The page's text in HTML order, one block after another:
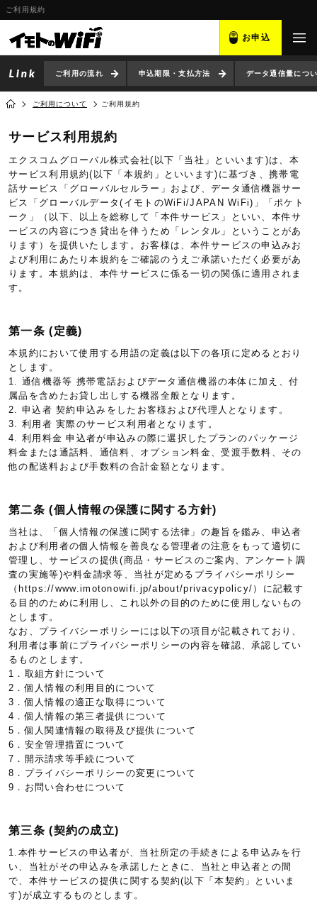
ご利用規約
お申込
ご利用の流れ 申込期限・支払方法 データ通信量につ
ご利用について ご利用規約
サービス利用規約
エクスコムグローバル株式会社(以下「当社」といいます)は、本
サービス利用規約(以下「本規約」といいます)に基づき、携帯電
話サービス「グローバルセルラー」および、データ通信機器サー
ビス「グローバルデータ(イモトのWiFi/JAPAN WiFi)」「ポケト
ーク」（以下、以上を総称して「本件サービス」といい、本件サ
ービスの内容につき貸出を伴うため「レンタル」ということがあ
ります）を提供いたします。お客様は、本件サービスの申込みお
よび利用にあたり本規約をご確認のうえご承諾いただく必要があ
ります。本規約は、本件サービスに係る一切の関係に適用されま
す。
第一条 (定義)
本規約において使用する用語の定義は以下の各項に定めるとおり
とします。
1. 通信機器等 携帯電話およびデータ通信機器の本体に加え、付
属品を含めたお貸し出しする機器全般となります。
2. 申込者 契約申込みをしたお客様および代理人となります。
3. 利用者 実際のサービス利用者となります。
4. 利用料金 申込者が申込みの際に選択したプランのパッケージ
料金または通話料、通信料、オプション料金、受渡手数料、その
他の配送料および手数料の合計金額となります。
第二条 (個人情報の保護に関する方針)
当社は、「個人情報の保護に関する法律」の趣旨を鑑み、申込者
および利用者の個人情報を善良なる管理者の注意をもって適切に
管理し、サービスの提供(商品・サービスのご案内、アンケート調
査の実施等)や料金請求等、当社が定めるプライバシーポリシー
（https://www.imotonowifi.jp/about/privacypolicy/）に記載す
る目的のために利用し、これ以外の目的のために使用しないもの
とします。
なお、プライバシーポリシーには以下の項目が記載されており、
利用者は事前にプライバシーポリシーの内容を確認、承認してい
るものとします。
1．取組方針について
2．個人情報の利用目的について
3．個人情報の適正な取得について
4．個人情報の第三者提供について
5．個人関連情報の取得及び提供について
6．安全管理措置について
7．開示請求等手続について
8．プライバシーポリシーの変更について
9．お問い合わせについて
第三条 (契約の成立)
1.本件サービスの申込者が、当社所定の手続きによる申込みを行
い、当社がその申込みを承諾したときに、当社と申込者との間
で、本件サービスの提供に関する契約(以下「本契約」といいま
す)が成立するものとします。